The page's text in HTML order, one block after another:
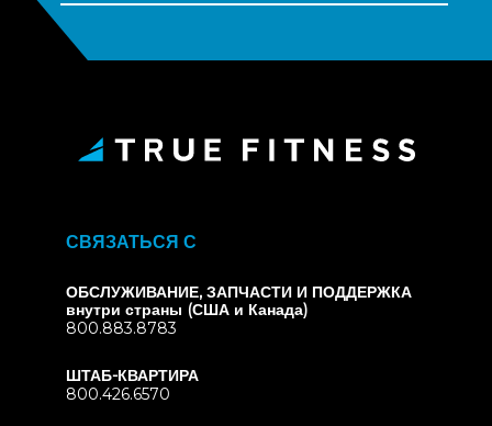
СВЯЗАТЬСЯ С
ОБСЛУЖИВАНИЕ, ЗАПЧАСТИ И ПОДДЕРЖКА
внутри страны (США и Канада)
800.883.8783
ШТАБ-КВАРТИРА
800.426.6570